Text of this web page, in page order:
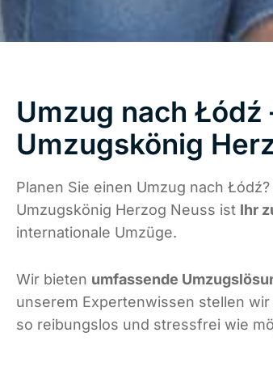
Umzug nach Łódź
Umzugskönig
Planen Sie einen Umzug nach
Umzugskönig Herzog Neuss ist Ihr
internationale Umzüge.
Wir bieten umfassende
unserem Expertenwissen stellen
so reibungslos und stressfrei wie